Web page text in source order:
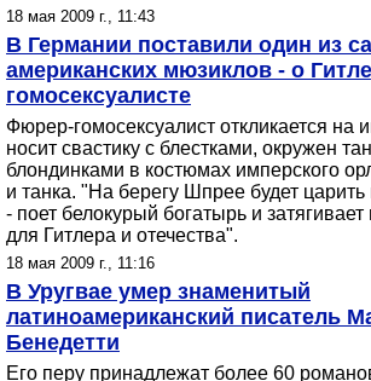
18 мая 2009 г., 11:43
В Германии поставили один из
американских мюзиклов - о
гомосексуалисте
Фюрер-гомосексуалист откликается на
носит свастику с блестками, окружен
блондинками в костюмах имперского
и танка. "На берегу Шпрее будет царить
- поет белокурый богатырь и
для Гитлера и отечества".
18 мая 2009 г., 11:16
В Уругвае умер знаменитый
латиноамериканский писатель
Бенедетти
Его перу принадлежат более 60